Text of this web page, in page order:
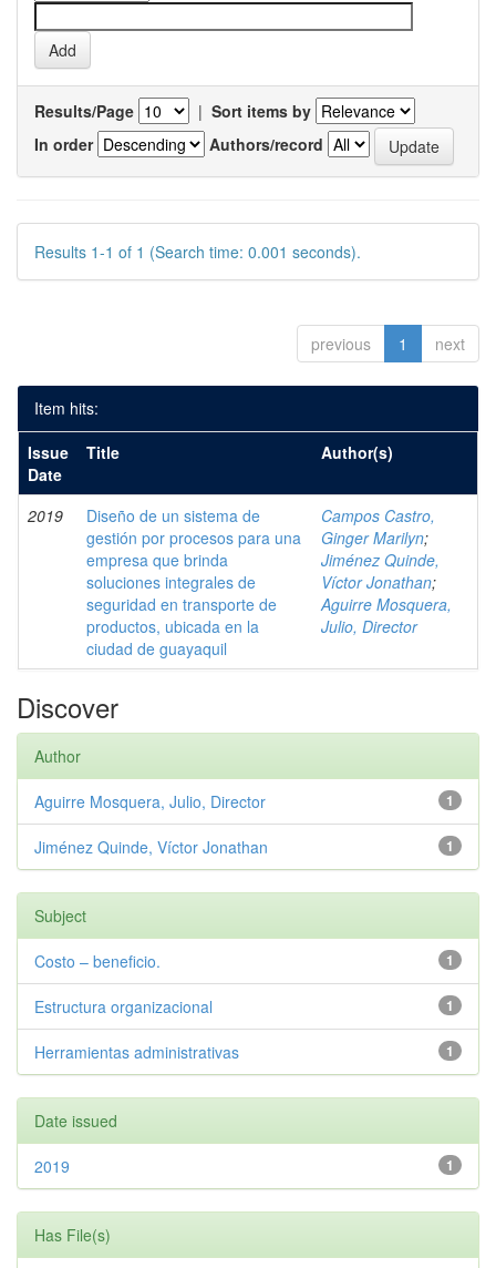
Results/Page | Sort items by
In order
Authors/record
Results 1-1 of 1 (Search time: 0.001 seconds).
previous 1 next
Item hits:
Issue
Date
Title Author(s)
2019
Diseño de un sistema de
gestión por procesos para una
empresa que brinda
soluciones integrales de
seguridad en transporte de
productos, ubicada en la
ciudad de guayaquil
Campos Castro,
Ginger Marilyn;
Jiménez Quinde,
Víctor Jonathan;
Aguirre Mosquera,
Julio, Director
Discover
Author
1
Aguirre Mosquera, Julio, Director
1
Jiménez Quinde, Víctor Jonathan
Subject
1
Costo – beneficio.
1
Estructura organizacional
1
Herramientas administrativas
Date issued
1
2019
Has File(s)